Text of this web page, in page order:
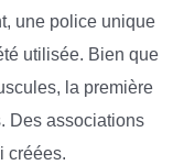
une police unique
utilisée. Bien que
la première
Des associations
créées.